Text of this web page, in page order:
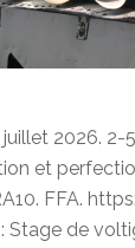
2026. 2-
et
FFA.
: Stage de